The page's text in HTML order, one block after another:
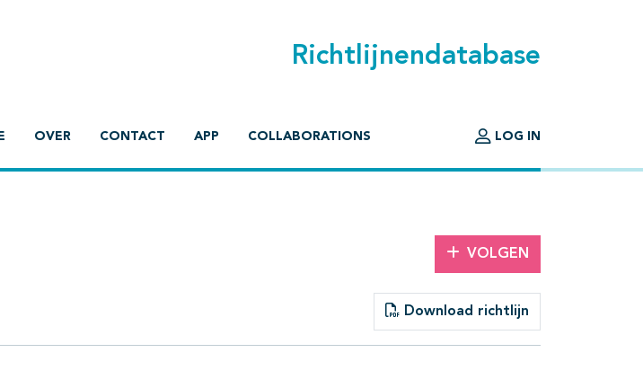
Richtlijnendatabase
OVER CONTACT APP COLLABORATIONS LOG IN
VOLGEN
Download richtlijn